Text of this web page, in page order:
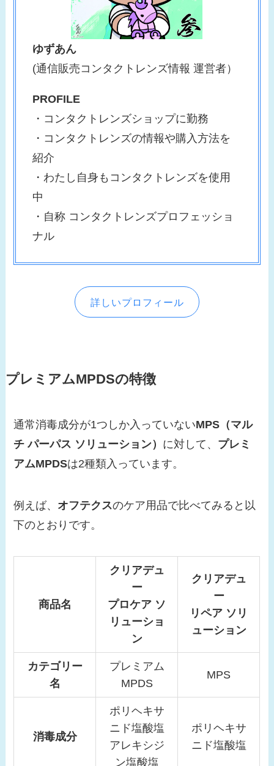
ゆずあん
(通信販売コンタクトレンズ情報 運営者）
PROFILE
・コンタクトレンズショップに勤務
・コンタクトレンズの情報や購入方法を
紹介
・わたし自身もコンタクトレンズを使用
中
・自称 コンタクトレンズプロフェッショ
ナル
詳しいプロフィール
プレミアムMPDSの特徴
通常消毒成分が1つしか入っていないMPS（マル
チ パーパス ソリューション） に対して、 プレミ
アムMPDSは2種類入っています。
例えば、 オフテクスのケア用品で比べてみると以
下のとおりです。
商品名
クリアデュ
ー
プロケア ソ
リューショ
ン
クリアデュ
ー
リペア ソリ
ューション
カテゴリー
名
プレミアム
MPDS
MPS
消毒成分
ポリヘキサ
ニド塩酸塩
アレキシジ
ン塩酸塩
ポリヘキサ
ニド塩酸塩